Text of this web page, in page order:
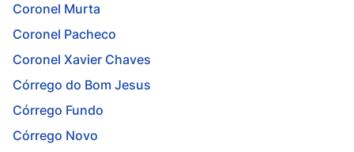
Coronel Murta
Coronel Pacheco
Coronel Xavier Chaves
Córrego do Bom Jesus
Córrego Fundo
Córrego Novo